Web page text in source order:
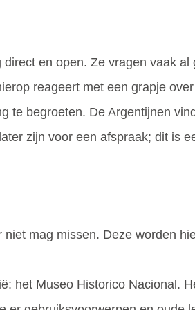
en open. Ze vragen vaak
reageert met een grapje
te begroeten. De Argentijnen
zijn voor een afspraak; dit is
mag missen. Deze worden
het Museo Historico Nacional.